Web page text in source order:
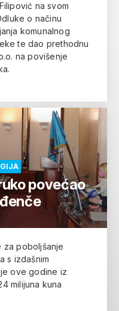
na svom
o načinu
komunalnog
te dao prethodnu
na povišenje
povećao
za poboljšanje
s izdašnim
ove godine iz
milijuna kuna